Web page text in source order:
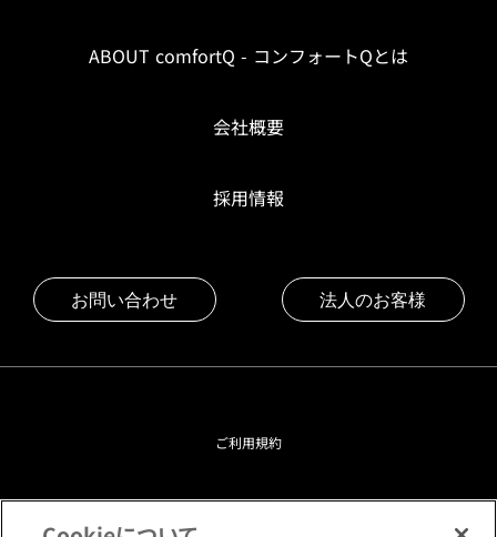
ABOUT comfortQ - コンフォートQとは
会社概要
採用情報
お問い合わせ 法人のお客様
ご利用規約
プライバシーポリシー